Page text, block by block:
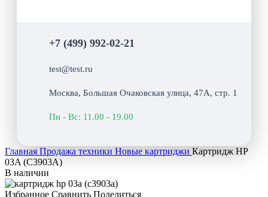
+7 (499) 992-02-21
test@test.ru
Москва, Большая Очаковская улица, 47А, стр. 1
Пн - Вс: 11.00 - 19.00
Главная Продажа техники Новые картриджи Картридж HP
03A (C3903A)
В наличии
Избранное Сравнить Поделиться